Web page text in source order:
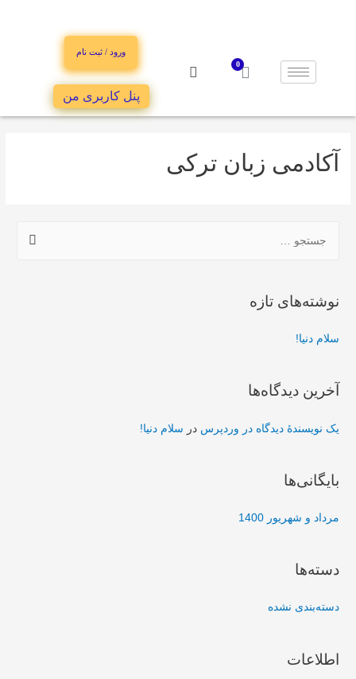
ورود / ثبت نام
پنل کاربری من
آکادمی زبان ترکی
نوشته‌های تازه
سلام دنیا!
آخرین دیدگاه‌ها
یک نویسندهٔ دیدگاه در وردپرس در سلام دنیا!
بایگانی‌ها
مرداد و شهریور 1400
دسته‌ها
دسته‌بندی نشده
اطلاعات